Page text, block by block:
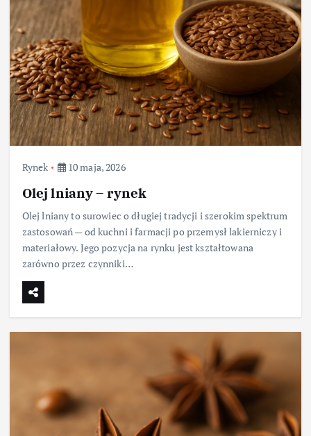
Rynek 10 maja, 2026
Olej lniany – rynek
Olej lniany to surowiec o długiej tradycji i szerokim spektrum
zastosowań — od kuchni i farmacji po przemysł lakierniczy i
materiałowy. Jego pozycja na rynku jest kształtowana
zarówno przez czynniki…